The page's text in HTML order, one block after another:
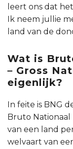
leert ons dat
Ik neem jullie
land van de
Wat is
– Gross
eigenlijk?
In feite is BNG
Bruto
van een land
welvaart van